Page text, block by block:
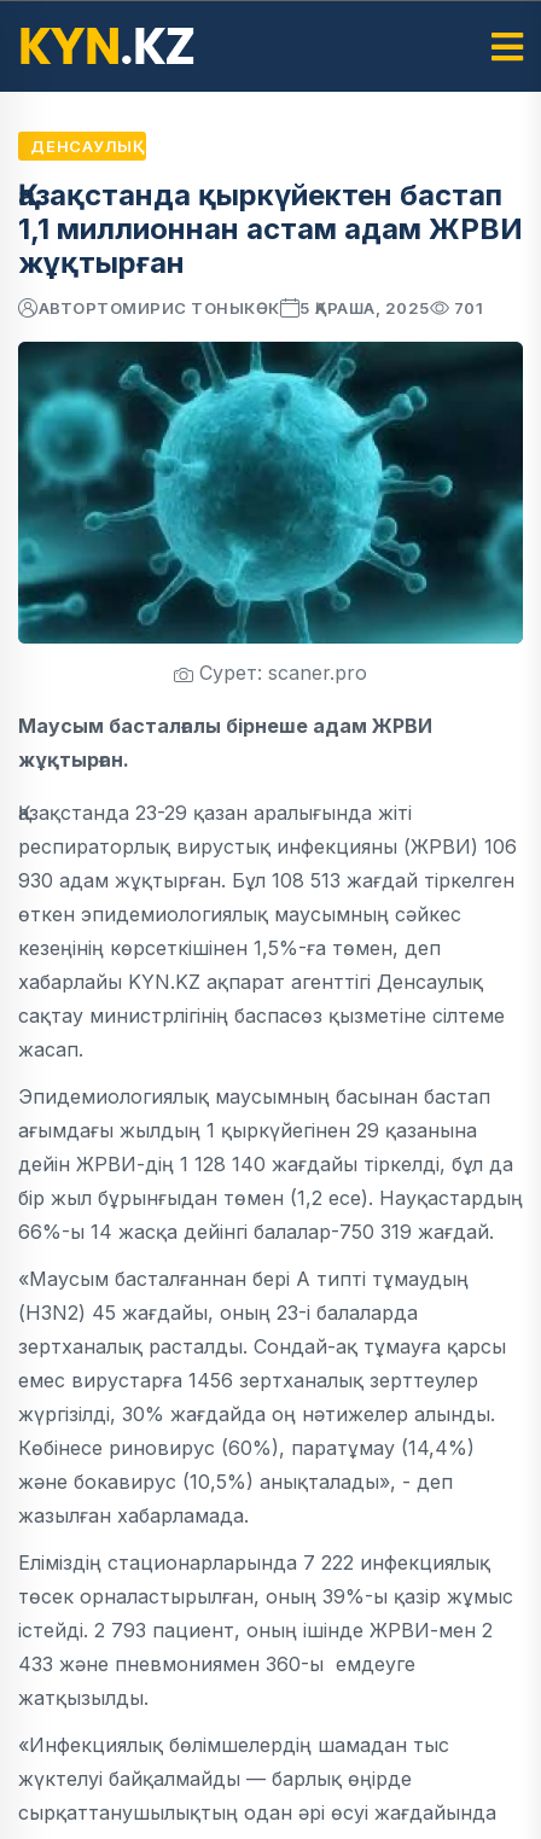
ДЕНСАУЛЫҚ
Қазақстанда қыркүйектен бастап
1,1 миллионнан астам адам ЖРВИ
жұқтырған
АВТОРТОМИРИС ТОНЫКӨК 5 ҚАРАША, 2025 701
Сурет: scaner.pro
Маусым басталғалы бірнеше адам ЖРВИ
жұқтырған.
Қазақстанда 23-29 қазан аралығында жіті
респираторлық вирустық инфекцияны (ЖРВИ) 106
930 адам жұқтырған. Бұл 108 513 жағдай тіркелген
өткен эпидемиологиялық маусымның сәйкес
кезеңінің көрсеткішінен 1,5%-ға төмен, деп
хабарлайы KYN.KZ ақпарат агенттігі ​​Денсаулық
сақтау министрлігінің баспасөз қызметіне сілтеме
жасап.
Эпидемиологиялық маусымның басынан бастап
ағымдағы жылдың 1 қыркүйегінен 29 қазанына
дейін ЖРВИ-дің 1 128 140 жағдайы тіркелді, бұл да
бір жыл бұрынғыдан төмен (1,2 есе). Науқастардың
66%-ы 14 жасқа дейінгі балалар-750 319 жағдай.
«Маусым басталғаннан бері А типті тұмаудың
(H3N2) 45 жағдайы, оның 23-і балаларда
зертханалық расталды. Сондай-ақ тұмауға қарсы
емес вирустарға 1456 зертханалық зерттеулер
жүргізілді, 30% жағдайда оң нәтижелер алынды.
Көбінесе риновирус (60%), паратұмау (14,4%)
және бокавирус (10,5%) анықталады», - деп
жазылған хабарламада.
Еліміздің стационарларында 7 222 инфекциялық
төсек орналастырылған, оның 39%-ы қазір жұмыс
істейді. 2 793 пациент, оның ішінде ЖРВИ-мен 2
433 және пневмониямен 360-ы емдеуге
жатқызылды.
«Инфекциялық бөлімшелердің шамадан тыс
жүктелуі байқалмайды — барлық өңірде
сырқаттанушылықтың одан әрі өсуі жағдайында